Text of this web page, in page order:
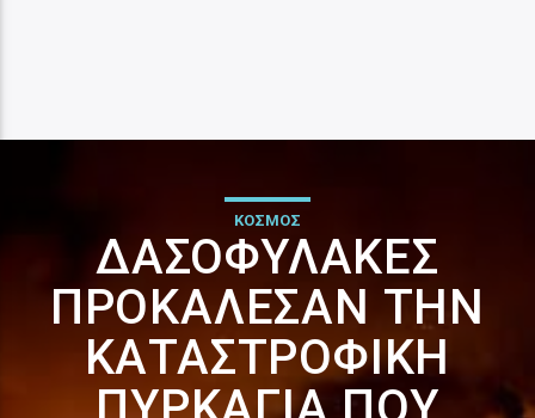
ΚΟΣΜΟΣ
ΔΑΣΟΦΎΛΑΚΕΣ
ΠΡΟΚΆΛΕΣΑΝ ΤΗΝ
ΚΑΤΑΣΤΡΟΦΙΚΉ